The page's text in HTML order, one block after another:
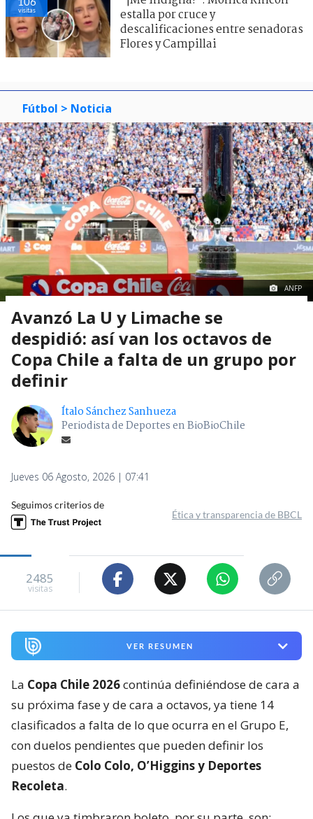
visitas
estalla por cruce y
descalificaciones entre senadoras
Flores y Campillai
Fútbol > Noticia
ANFP
Avanzó La U y Limache se
despidió: así van los octavos de
Copa Chile a falta de un grupo por
definir
Ítalo Sánchez Sanhueza
Periodista de Deportes en BioBioChile
Jueves 06 Agosto, 2026 | 07:41
Seguimos criterios de
Ética y transparencia de BBCL
2485
visitas
VER RESUMEN
La Copa Chile 2026continúa definiéndose de cara a
su próxima fase y de cara a octavos, ya tiene 14
clasificados a falta de lo que ocurra en el Grupo E,
con duelos pendientes que pueden definir los
puestos de Colo Colo, O’Higgins y Deportes
Recoleta.